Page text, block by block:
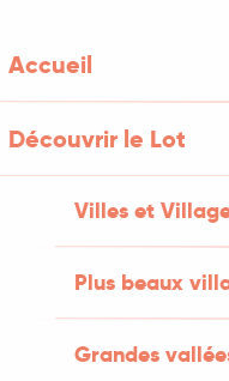
Accueil
Découvrir le Lot
Villes et
Plus beaux
Grandes
LOCALE
46090 Mercuès